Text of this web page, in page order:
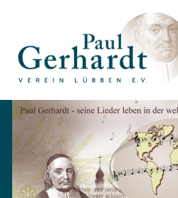
Paul-Gerhardt-Verein Lübben e.V.